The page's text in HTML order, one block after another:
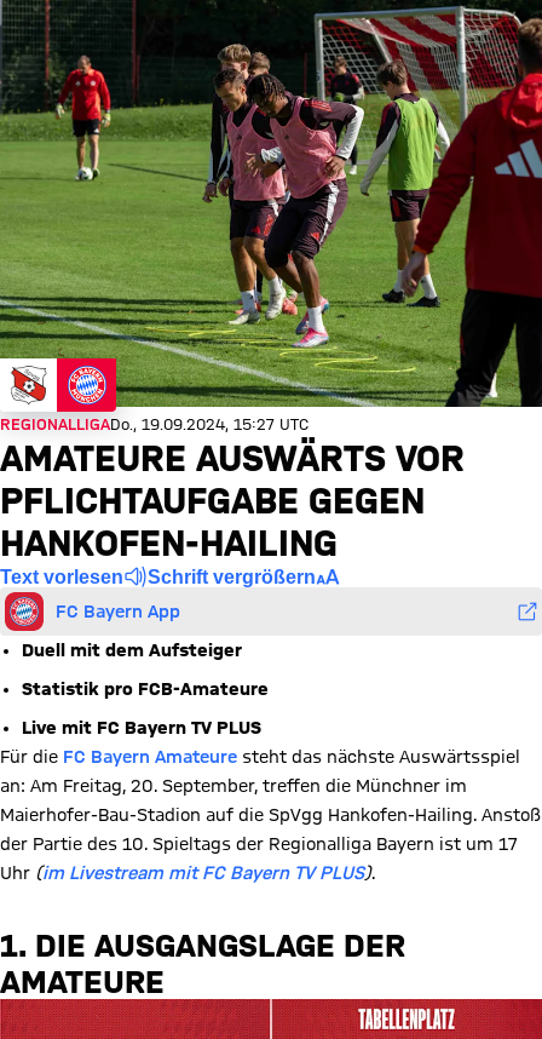
REGIONALLIGADo., 19.09.2024, 15:27 UTC
AMATEURE AUSWÄRTS VOR
PFLICHTAUFGABE GEGEN
HANKOFEN-HAILING
Text vorlesen Schrift vergrößern
FC Bayern App
Duell mit dem Aufsteiger
Statistik pro FCB-Amateure
Live mit FC Bayern TV PLUS
Für die FC Bayern Amateure steht das nächste Auswärtsspiel
an: Am Freitag, 20. September, treffen die Münchner im
Maierhofer-Bau-Stadion auf die SpVgg Hankofen-Hailing. Anstoß
der Partie des 10. Spieltags der Regionalliga Bayern ist um 17
Uhr (im Livestream mit FC Bayern TV PLUS).
1. DIE AUSGANGSLAGE DER
AMATEURE